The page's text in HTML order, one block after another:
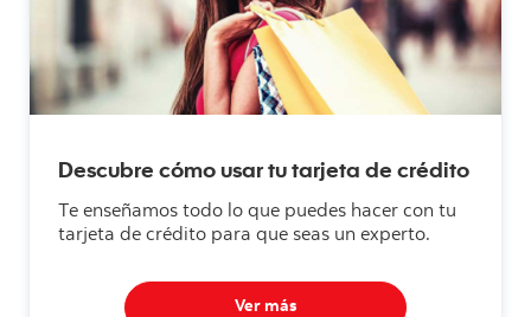
Descubre cómo usar tu tarjeta de crédito
Te enseñamos todo lo que puedes hacer con tu
tarjeta de crédito para que seas un experto.
Ver más